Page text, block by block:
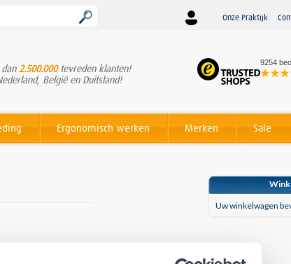
Onze Praktijk
9254
2.500.000tevreden klanten!
België en Duitsland!
WinnaarBeslist
Award voor
Ergonomisch werken Merken Sale
Uw winkelwagen